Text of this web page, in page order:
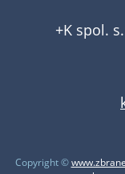
+K spol.
Copyright ©